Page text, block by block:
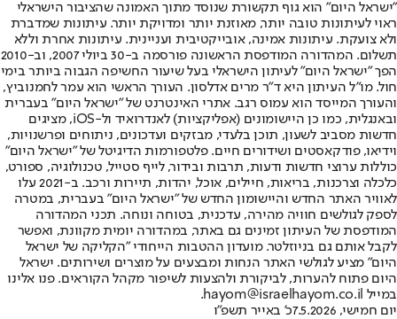
"ישראל היום" הוא גוף תקשורת שנוסד מתוך האמונה שהציבור הישראלי
ראוי לעיתונות טובה יותר, מאוזנת יותר ומדויקת יותר. עיתונות שמדברת
ולא צועקת. עיתונות אמינה, אובייקטיבית ועניינית. עיתונות אחרת וללא
תשלום. המהדורה המודפסת הראשונה פורסמה ב-30 ביולי 2007, וב-2010
הפך "ישראל היום" לעיתון הישראלי בעל שיעור החשיפה הגבוה ביותר בימי
חול. מו"ל העיתון היא ד"ר מרים אדלסון. העורך הראשי הוא עמר לחמנוביץ,
והעורך המייסד הוא עמוס רגב. אתרי האינטרנט של "ישראל היום" בעברית
ובאנגלית, כמו כן היישומונים (אפליקציות) לאנדרואיד ול-iOS, מציגים
חדשות מסביב לשעון, תוכן בלעדי, מבזקים ועדכונים, ניתוחים ופרשנויות,
וידיאו, פודקאסטים ושידורים חיים. פלטפורמות הדיגיטל של "ישראל היום"
כוללות ערוצי חדשות ודעות, תרבות ובידור, לייף סטייל, טכנולוגיה, ספורט,
כלכלה וצרכנות, בריאות, חיילים, אוכל, יהדות, תיירות ורכב. ב-2021 עלו
לאוויר האתר החדש והיישומון החדש של "ישראל היום" בעברית, במטרה
לספק לגולשים חוויה מהירה, עדכנית, בטוחה ונוחה. תכני המהדורה
המודפסת של העיתון זמינים גם באתר, במהדורה יומית מקוונת, ואפשר
לקבל אותם גם בניוזלטר. מועדון ההטבות הייחודי "הקליקה של ישראל
היום" מציע לגולשי האתר הנחות ומבצעים על מוצרים ושירותים. ישראל
היום פתוח להערות, לביקורת ולהצעות לשיפור מקהל הקוראים. פנו אלינו
במייל hayom@israelhayom.co.il.
יום חמישי, 7.5.2026
כ' באייר תשפ"ו